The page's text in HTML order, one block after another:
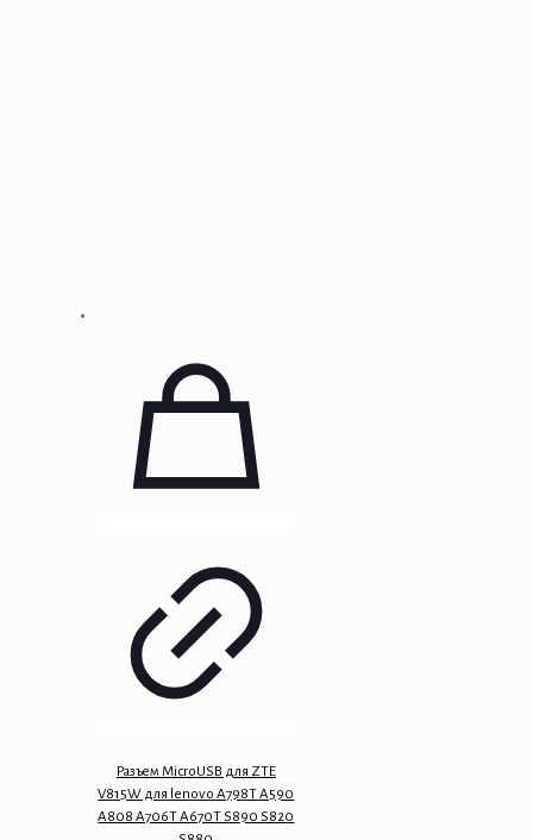
Разъем MicroUSB для ZTE
V815W для lenovo A798T A590
A808 A706T A670T S890 S820